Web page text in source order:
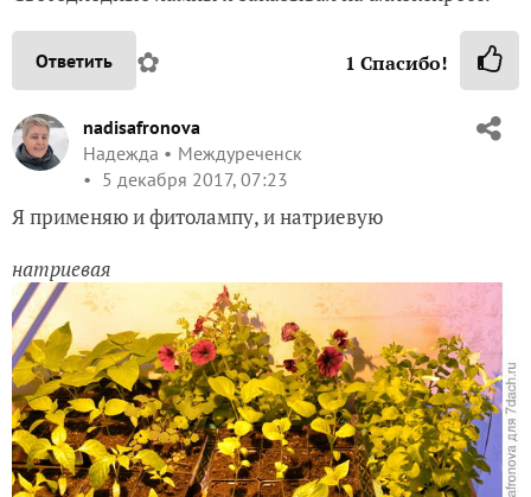
Ответить ✿ 1 Спасибо!
nadisafronova
Надежда
Междуреченск
5 декабря 2017, 07:23
Я применяю и фитолампу, и натриевую
натриевая